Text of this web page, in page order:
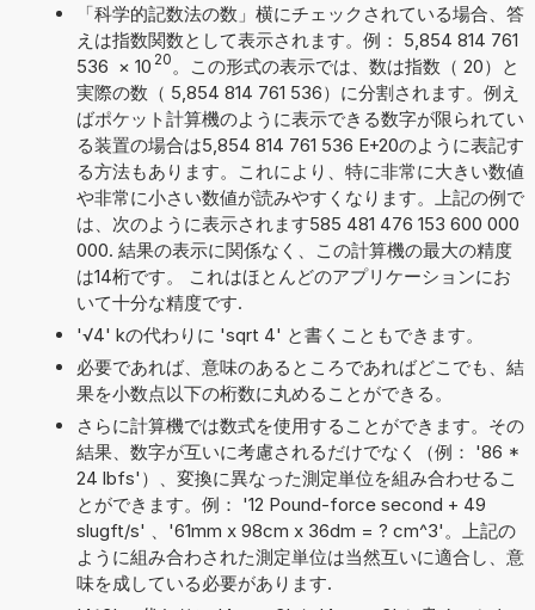
「科学的記数法の数」横にチェックされている場合、答
えは指数関数として表示されます。例： 5,854 814 761
536 × 10 20 。この形式の表示では、数は指数（ 20）と
実際の数（ 5,854 814 761 536）に分割されます。例え
ばポケット計算機のように表示できる数字が限られてい
る装置の場合は5,854 814 761 536 E+20のように表記す
る方法もあります。これにより、特に非常に大きい数値
や非常に小さい数値が読みやすくなります。上記の例で
は、次のように表示されます585 481 476 153 600 000
000. 結果の表示に関係なく、この計算機の最大の精度
は14桁です。 これはほとんどのアプリケーションにお
いて十分な精度です.
'√4' kの代わりに 'sqrt 4' と書くこともできます。
必要であれば、意味のあるところであればどこでも、結
果を小数点以下の桁数に丸めることができる。
さらに計算機では数式を使用することができます。その
結果、数字が互いに考慮されるだけでなく（例： '86 *
24 lbfs'）、変換に異なった測定単位を組み合わせるこ
とができます。例： '12 Pound-force second + 49
slugft/s' 、'61mm x 98cm x 36dm = ? cm^3'。上記の
ように組み合わされた測定単位は当然互いに適合し、意
味を成している必要があります.